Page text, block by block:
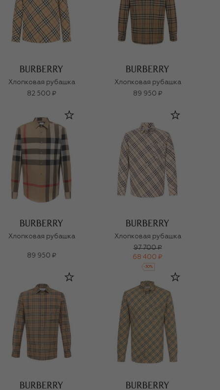
Хлопковая рубашка
82 500 ₽
Хлопковая рубашка
89 950 ₽
Хлопковая рубашка
89 950 ₽
Хлопковая рубашка
97 700 ₽
68 400 ₽
-30%